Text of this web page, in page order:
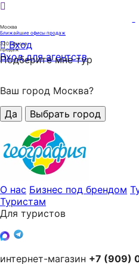
Москва
Ближайшие офисы продаж
320офисов
продаж
Вход
Вход для агентств
Подберите мне тур
Ваш город Москва?
Да
Выбрать город
О нас Бизнес под брендом
Туристам
Для туристов
интернет-магазин +7 (909)